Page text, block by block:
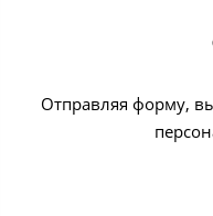
Отправляя форму,